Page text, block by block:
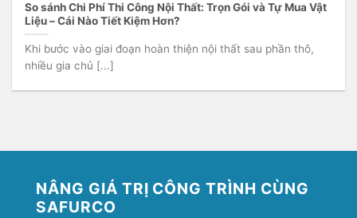
So sánh Chi Phí Thi Công Nội Thất: Trọn Gói và Tự Mua Vật
Liệu – Cái Nào Tiết Kiệm Hơn?
Khi bước vào giai đoạn hoàn thiện nội thất sau phần thô,
nhiều gia chủ [...]
NÂNG GIÁ TRỊ CÔNG TRÌNH CÙNG
SAFURCO